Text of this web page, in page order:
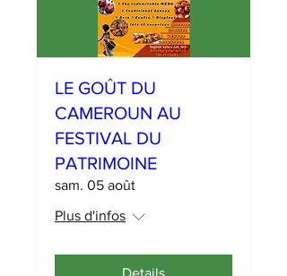
LE GOÛT DU
CAMEROUN AU
FESTIVAL DU
PATRIMOINE
sam. 05 août
Plus d'infos
Details